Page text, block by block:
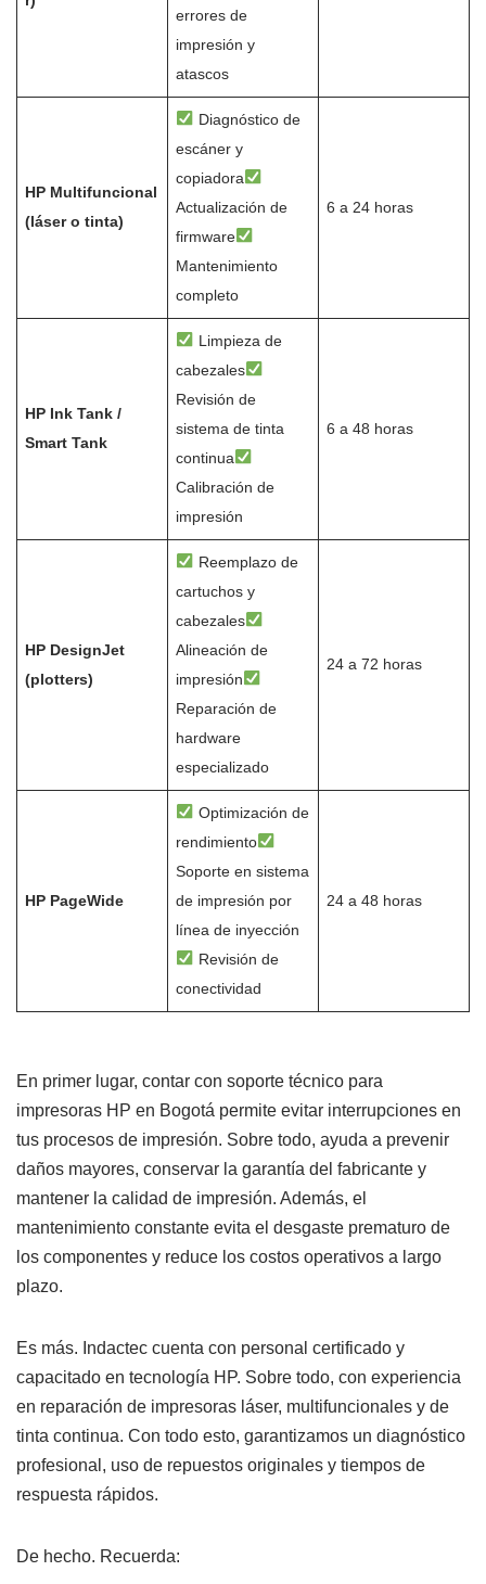
errores de
impresión y
atascos
HP Multifuncional
(láser o tinta)
Diagnóstico de
escáner y
copiadora
Actualización de
firmware
Mantenimiento
completo
6 a 24 horas
HP Ink Tank /
Smart Tank
Limpieza de
cabezales
Revisión de
sistema de tinta
continua
Calibración de
impresión
6 a 48 horas
HP DesignJet
(plotters)
Reemplazo de
cartuchos y
cabezales
Alineación de
impresión
Reparación de
hardware
especializado
24 a 72 horas
HP PageWide
Optimización de
rendimiento
Soporte en sistema
de impresión por
línea de inyección
Revisión de
conectividad
24 a 48 horas
En primer lugar, contar con soporte técnico para
impresoras HP en Bogotá permite evitar interrupciones en
tus procesos de impresión. Sobre todo, ayuda a prevenir
daños mayores, conservar la garantía del fabricante y
mantener la calidad de impresión. Además, el
mantenimiento constante evita el desgaste prematuro de
los componentes y reduce los costos operativos a largo
plazo.
Es más. Indactec cuenta con personal certificado y
capacitado en tecnología HP. Sobre todo, con experiencia
en reparación de impresoras láser, multifuncionales y de
tinta continua. Con todo esto, garantizamos un diagnóstico
profesional, uso de repuestos originales y tiempos de
respuesta rápidos.
De hecho. Recuerda: